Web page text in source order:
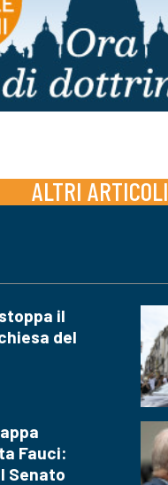
ALTRI ARTICOLI
il
del
Fauci:
Senato